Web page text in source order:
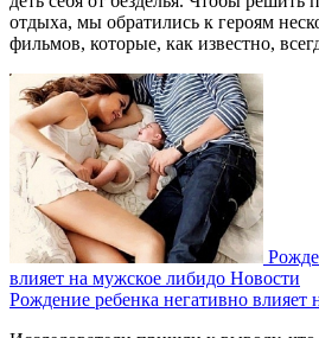
отдыха, мы обратились к героям
фильмов, которые, как известно,
влияет на мужское либидо Новости
Рождение ребенка негативно влияет